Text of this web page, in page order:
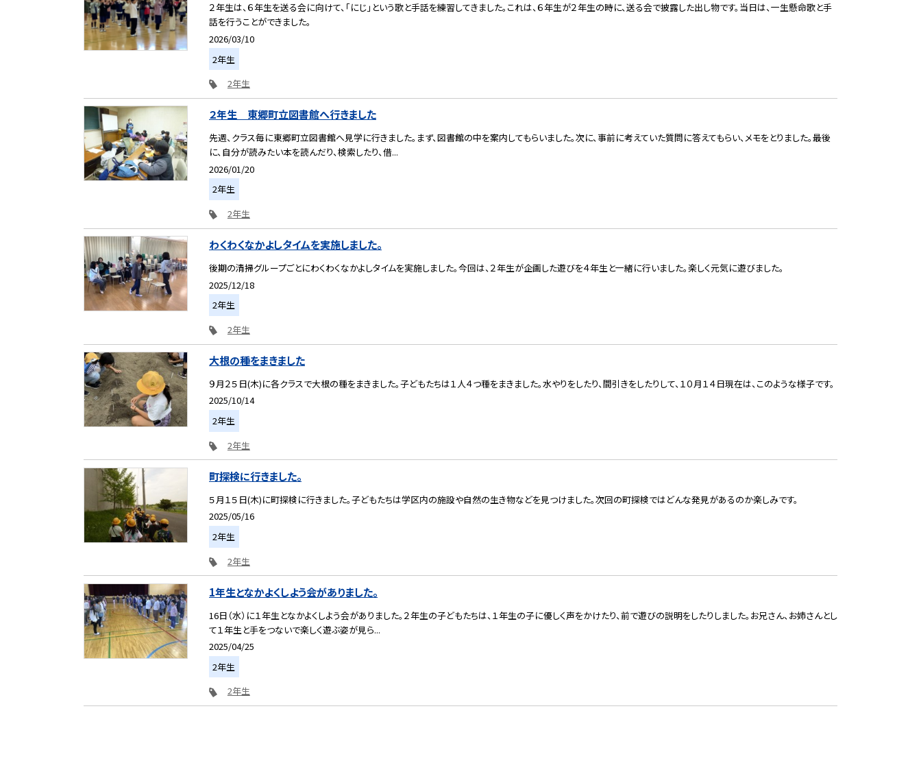
２年生は、６年生を送る会に向けて、「にじ」という歌と手話を練習してきました。これは、６年生が２年生の時に、送る会で披露した出し物です。当日は、一生懸命歌と手
話を行うことができました。
2026/03/10
2年生
2年生
２年生 東郷町立図書館へ行きました
先週、クラス毎に東郷町立図書館へ見学に行きました。まず、図書館の中を案内してもらいました。次に、事前に考えていた質問に答えてもらい、メモをとりました。最後
に、自分が読みたい本を読んだり、検索したり、借...
2026/01/20
2年生
2年生
わくわくなかよしタイムを実施しました。
後期の清掃グループごとにわくわくなかよしタイムを実施しました。今回は、２年生が企画した遊びを４年生と一緒に行いました。楽しく元気に遊びました。
2025/12/18
2年生
2年生
大根の種をまきました
９月２５日(木)に各クラスで大根の種をまきました。子どもたちは１人４つ種をまきました。水やりをしたり、間引きをしたりして、１０月１４日現在は、このような様子です。
2025/10/14
2年生
2年生
町探検に行きました。
５月１５日(木)に町探検に行きました。子どもたちは学区内の施設や自然の生き物などを見つけました。次回の町探検ではどんな発見があるのか楽しみです。
2025/05/16
2年生
2年生
1年生となかよくしよう会がありました。
16日（水）に１年生となかよくしよう会がありました。２年生の子どもたちは、１年生の子に優しく声をかけたり、前で遊びの説明をしたりしました。お兄さん、お姉さんとし
て１年生と手をつないで楽しく遊ぶ姿が見ら...
2025/04/25
2年生
2年生